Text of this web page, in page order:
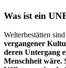
Was ist ein
Welterbestätten
vergangener
deren Untergang
Menschheit wäre.